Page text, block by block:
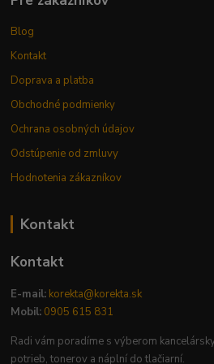
Blog
Kontakt
Doprava a platba
Obchodné podmienky
Ochrana osobných údajov
Odstúpenie od zmluvy
Hodnotenia zákazníkov
Kontakt
Kontakt
E-mail: korekta@korekta.sk
Mobil: 0905 615 831
Radi vám poradíme s výberom
potrieb, tonerov a náplní do tlačiarní.